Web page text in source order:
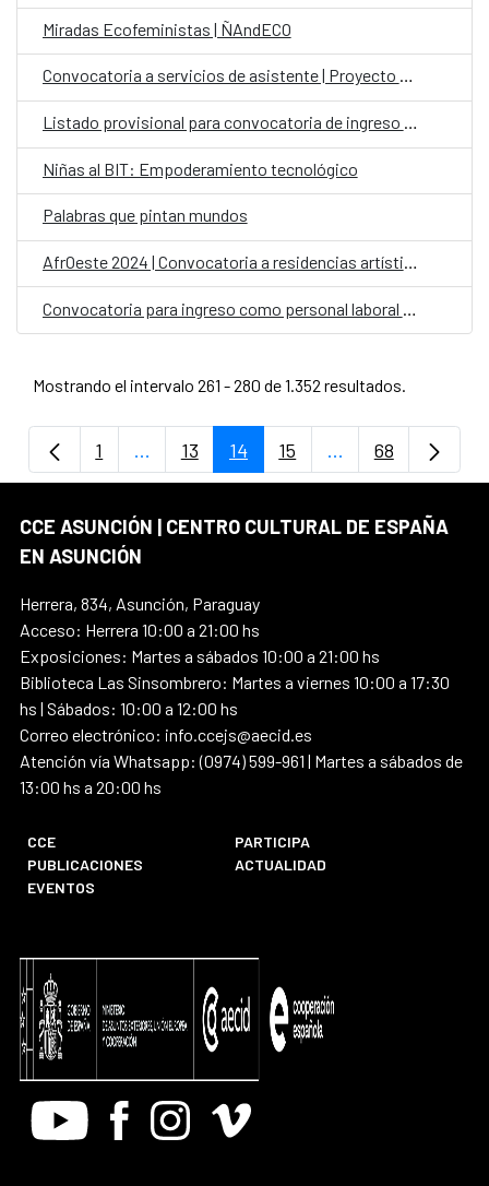
Miradas Ecofeministas | ÑAndECO
Convocatoria a servicios de asistente | Proyecto Arandu Ypy
Listado provisional para convocatoria de ingreso como personal laboral fijo el CCE en Paraguay
Niñas al BIT: Empoderamiento tecnológico
Palabras que pintan mundos
AfrOeste 2024 | Convocatoria a residencias artísticas
Mostrando el intervalo 261 - 280 de 1.352 resultados.
Página
1 ...Páginas intermedias Use TAB para
Página
13 Página
14 Página
15 ...PáginasPágina
68
CCE ASUNCIÓN | CENTRO CULTURAL DE ESPAÑA
EN ASUNCIÓN
Herrera, 834, Asunción, Paraguay
Acceso: Herrera 10:00 a 21:00 hs
Exposiciones: Martes a sábados 10:00 a 21:00 hs
Biblioteca Las Sinsombrero: Martes a viernes 10:00 a 17:30
hs | Sábados: 10:00 a 12:00 hs
Correo electrónico: info.ccejs@aecid.es
Atención vía Whatsapp: (0974) 599-961 | Martes a sábados de
13:00 hs a 20:00 hs
CCE
PARTICIPA
PUBLICACIONES
ACTUALIDAD
EVENTOS
Youtube FacebookInstagram
Vimeo